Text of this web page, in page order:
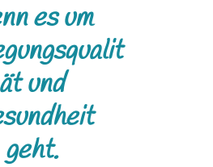
es um
ät und
geht.